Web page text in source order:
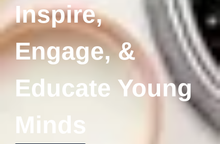
Inspire,
Engage, &
Educate Young
Minds